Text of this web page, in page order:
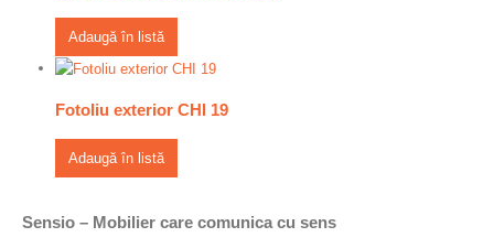
Adaugă în listă
Fotoliu exterior CHI 19
Adaugă în listă
Sensio – Mobilier care comunica cu sens